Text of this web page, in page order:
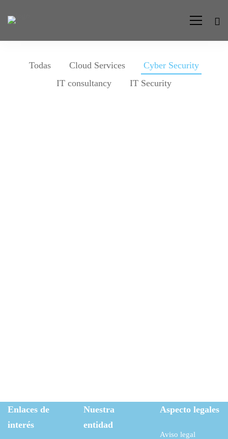
Todas Cloud Services
Cyber Security
IT consultancy
IT Security
Enlaces de
interés
Nuestra
entidad
Aspecto legales
Aviso legal